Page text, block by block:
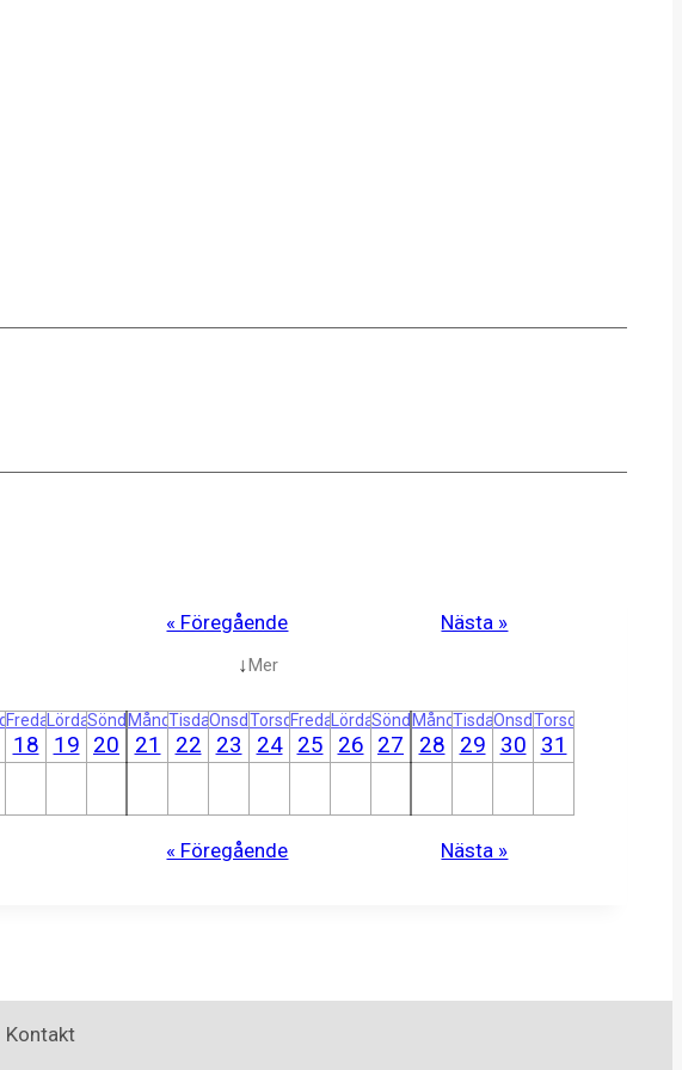
« Föregående
Nästa »
↓Mer
Fredag
18
Lördag
19
Söndag
20
Måndag
21
Tisdag
22
Onsdag
23
Torsdag
24
Fredag
25
Lördag
26
Söndag
27
Måndag
28
Tisdag
29
Onsdag
30
Torsdag
31
« Föregående Nästa »
Kontakt